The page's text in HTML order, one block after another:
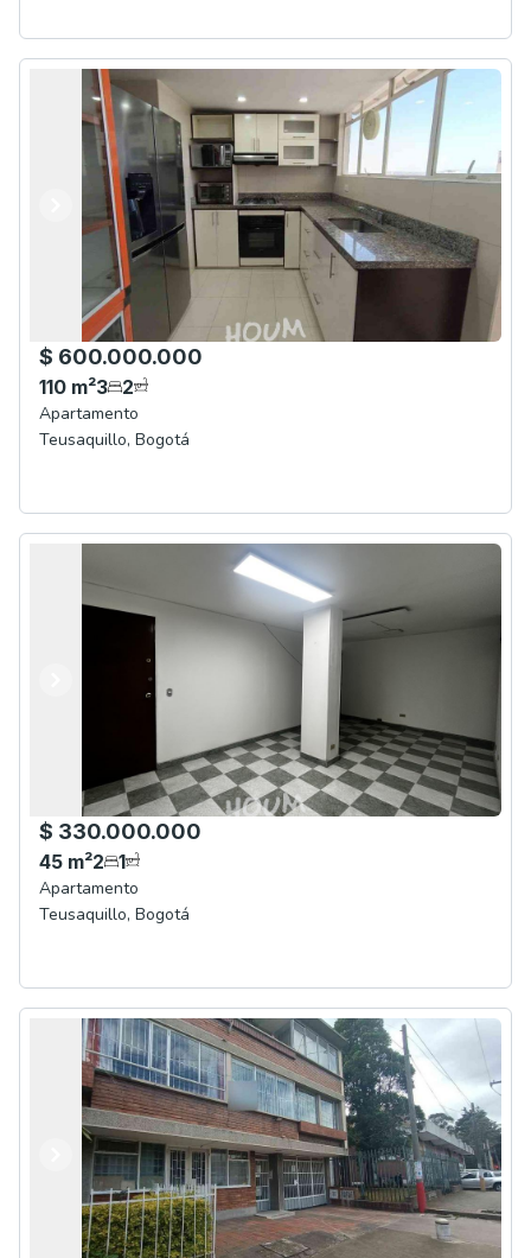
Anterior
Siguiente
$ 600.000.000
110 m²3 2
Apartamento
Teusaquillo, Bogotá
$ 330.000.000
45 m²2 1
Apartamento
Teusaquillo, Bogotá
Anterior
Siguiente